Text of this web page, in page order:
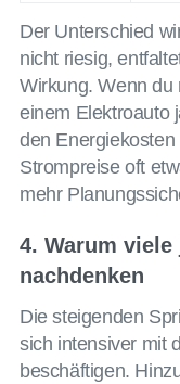
Der Unterschied
nicht riesig,
Wirkung. Wenn du
einem Elektroauto
den
Strompreise oft
mehr
4. Warum
nachdenken
Die steigenden
sich intensiver mit
beschäftigen.